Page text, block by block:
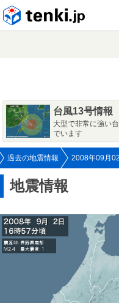
台風13号情報
大型で非常に強い
でいます
過去の地震情報 2008年09月
地震情報